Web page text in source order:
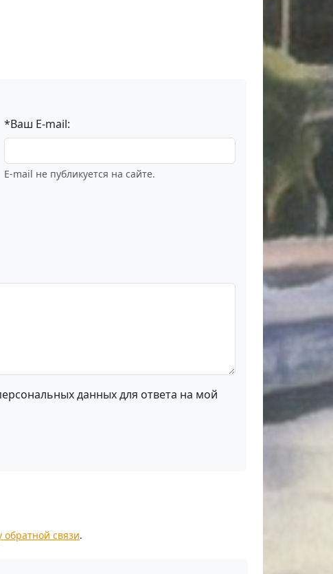
*Ваш E-mail:
E-mail не публикуется на сайте.
данных для ответа на мой
обратной связи.